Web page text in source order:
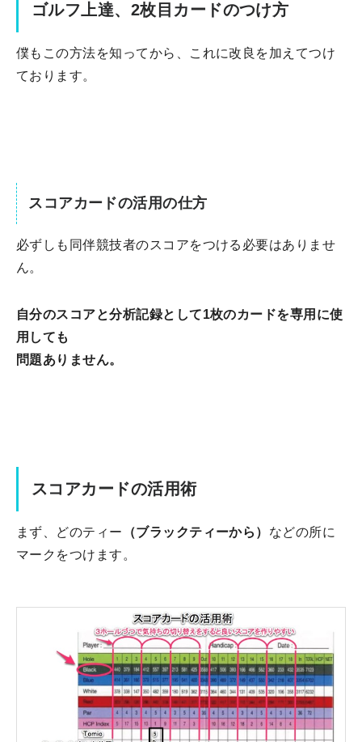
ゴルフ上達、2枚目カードのつけ方
僕もこの方法を知ってから、これに改良を加えてつけ
ております。
スコアカードの活用の仕方
必ずしも同伴競技者のスコアをつける必要はありませ
ん。
自分のスコアと分析記録として1枚のカードを専用に使
用しても
問題ありません。
スコアカードの活用術
まず、どのティー （ブラックティーから） などの所に
マークをつけます。